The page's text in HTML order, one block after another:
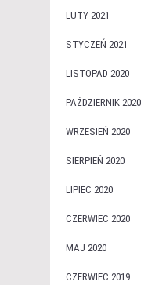
LUTY 2021
STYCZEŃ 2021
LISTOPAD 2020
PAŹDZIERNIK 2020
WRZESIEŃ 2020
SIERPIEŃ 2020
LIPIEC 2020
CZERWIEC 2020
MAJ 2020
CZERWIEC 2019